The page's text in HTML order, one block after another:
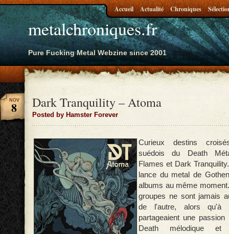
metalchroniques.fr
Pure Fucking Metal Webzine since 2001
Accueil Actualité Chroniques
Dark Tranquility – Atoma
Posted by Hamster Forever
NOV
8
Curieux destins
suédois du Death
Flames et Dark
lance du metal de
albums au même
groupes ne sont jamais
de l'autre, alors qu'à
partageaient une
Death mélodique